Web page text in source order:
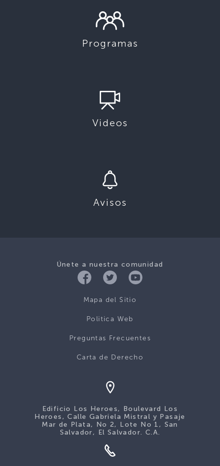
Programas
Videos
Avisos
Únete a nuestra comunidad
Mapa del Sitio
Politica Web
Preguntas Frecuentes
Carta de Derecho
Edificio Los Heroes, Boulevard Los
Heroes, Calle Gabriela Mistral y Pasaje
Mar de Plata, No 2, Lote No 1, San
Salvador, El Salvador. C.A.